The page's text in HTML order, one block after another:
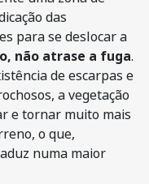
das
para se deslocar a
não atrase a fuga.
de escarpas e
a vegetação
e tornar muito mais
o que,
numa maior